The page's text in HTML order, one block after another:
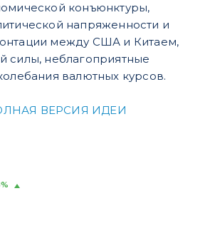
конъюнктуры,
напряженности и
между США и Китаем,
силы, неблагоприятные
валютных курсов.
ВЕРСИЯ ИДЕИ